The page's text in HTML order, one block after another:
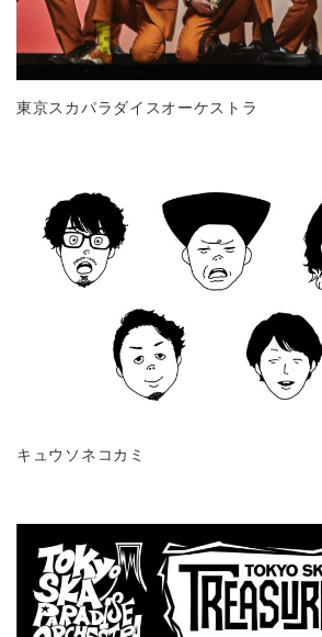
東京スカパラダイスオーケストラ
キュウソネコカミ